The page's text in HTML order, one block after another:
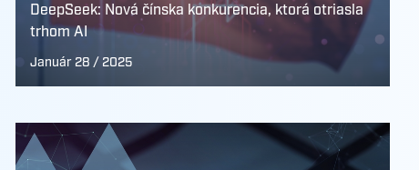
DeepSeek: Nová čínska konkurencia, ktorá otriasla
trhom AI
Január 28 / 2025